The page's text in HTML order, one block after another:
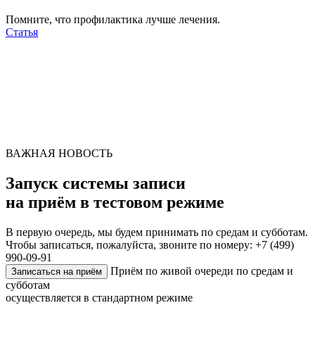
Помните, что профилактика лучше лечения.
Статья
ВАЖНАЯ НОВОСТЬ
Запуск системы записи
на приём в тестовом режиме
В первую очередь, мы будем принимать по средам и субботам.
Чтобы записаться, пожалуйста, звоните по номеру: +7 (499)
990-09-91
Записаться на приём
Приём по живой очереди по средам и
субботам
осуществляется в стандартном режиме